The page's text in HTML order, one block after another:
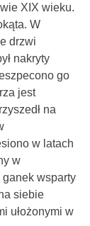
XIX wieku.
W
drzwi
nakryty
go
jest
na
w latach
w
wsparty
siebie
ułożonymi w